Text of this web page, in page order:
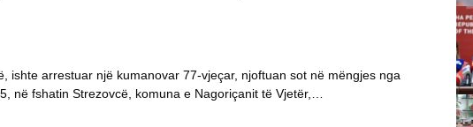
ishte arrestuar një kumanovar 77-vjeçar, njoftuan sot në mëngjes nga
në fshatin Strezovcë, komuna e Nagoriçanit të Vjetër,…